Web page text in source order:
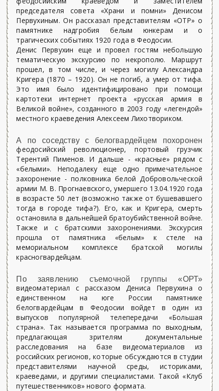
председателя совета «Храни и помни» Денисом
Первухиным. Он рассказал представителям «ОТР» о
памятнике надгробия белым юнкерам и о
трагических событиях 1920 года в Феодосии.
Денис Первухин еще и провел гостям небольшую
тематическую экскурсию по некрополю. Маршрут
прошел, в том числе, и через могилу Александра
Кригера (1870 – 1920). Он не погиб, а умер от тифа.
Это имя было идентифицировано при помощи
картотеки интернет проекта «русская армия в
Великой войне», созданного в 2003 году «легендой»
местного краеведения Алексеем Лихотвориком.
А по соседству с белогвардейцем похоронен
феодосийский революционер, портовый грузчик
Терентий Пименов. И дальше - «красные» рядом с
«белыми». Неподалеку еще одно примечательное
захоронение - полковника белой Добровольческой
армии М. В. Прогнаевского, умершего 13.04.1920 года
в возрасте 50 лет (возможно также от бушевавшего
тогда в городе тифа?). Его, как и Кригера, смерть
остановила в дальнейшей братоубийственной войне.
Также и с братскими захоронениями. Экскурсия
прошла от памятника «белым» к стеле на
мемориальном комплексе братской могилы
красногвардейцам.
По заявлению съемочной группы «ОРТ»
видеоматериал с рассказом Дениса Первухина о
единственном на юге России памятнике
белогвардейцам в Феодосии войдет в один из
выпусков популярной телепередачи «Большая
страна». Так называется программа по выходным,
предлагающая зрителям документальные
расследования на базе видеоматериалов из
российских регионов, которые обсуждаются в студии
представителями научной среды, историками,
краеведами, и другими специалистами. Такой «Клуб
путешественников» нового формата.